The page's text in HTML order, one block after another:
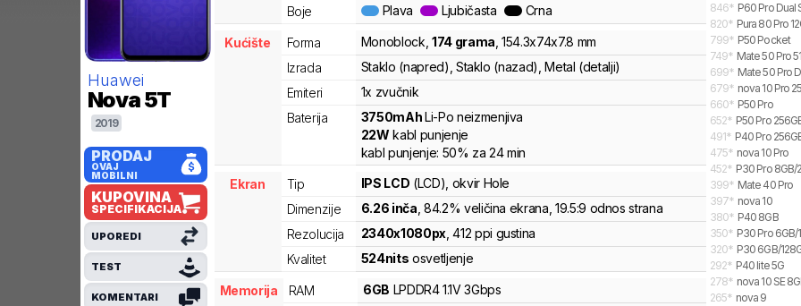
Huawei
Nova 5T
2019
PRODAJ
OVAJ
MOBILNI
KUPOVINA
SPECIFIKACIJA
TEST
KOMENTARI
UPOREDI
Boje
Plava Ljubičasta Crna
Kućište Forma Monoblock ,174grama ,154.3x74x7.8 mm
Izrada
Staklo (napred), Staklo (nazad), Metal (detalji)
Emiteri
1x zvučnik
Baterija
3750mAhLi-Po neizmenjiva
22W kabl punjenje
kabl punjenje: 50% za 24min
Ekran Tip IPS LCD (LCD) , okvir Hole
Dimenzije
6.26 inča , 84.2% veličina ekrana , 19.5:9 odnos strana
Rezolucija
2340x1080px ,412 ppi gustina
Kvalitet
524nits osvetljenje
Memorija RAM 6GB LPDDR4 1.1V 3Gbps
846* P60 Pro Dual
820* Pura 80 Pro
799* P50 Pocket
749* Mate 50 Pro
699* Mate 50 Pro
679* nova 10 Pro
660* P50 Pro
652* P50 Pro
491* P40 Pro
475* nova 10 Pro
452* P30 Pro 8GB/
399* Mate 40 Pro
397* nova 10
380* P40 8GB
350* P30 Pro 6GB/
320* P30 6GB/
292* P40 lite 5G
278* nova 10 SE
265* nova 9